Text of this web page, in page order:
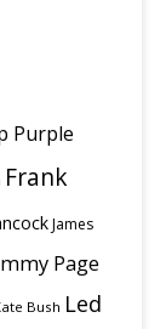
Purple
Frank
James
Page
Bush Led